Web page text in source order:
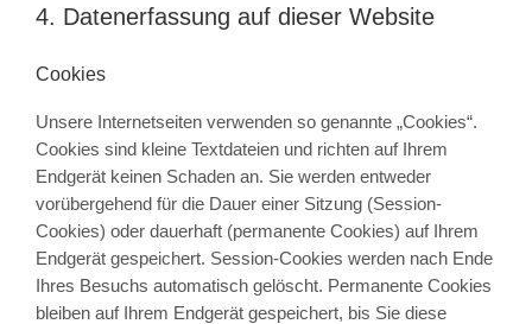
4. Datenerfassung auf dieser Website
Cookies
Unsere Internetseiten verwenden so genannte „Cookies“.
Cookies sind kleine Textdateien und richten auf Ihrem
Endgerät keinen Schaden an. Sie werden entweder
vorübergehend für die Dauer einer Sitzung (Session-
Cookies) oder dauerhaft (permanente Cookies) auf Ihrem
Endgerät gespeichert. Session-Cookies werden nach Ende
Ihres Besuchs automatisch gelöscht. Permanente Cookies
bleiben auf Ihrem Endgerät gespeichert, bis Sie diese